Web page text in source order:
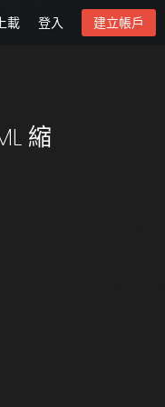
載 登入 建立帳戶
縮